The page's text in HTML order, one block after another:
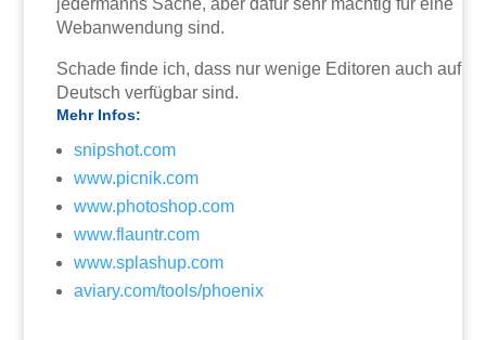
Webanwendung sind.
Schade finde ich, dass nur wenige Editoren auch auf
Deutsch verfügbar sind.
Mehr Infos:
snipshot.com
www.picnik.com
www.photoshop.com
www.flauntr.com
www.splashup.com
aviary.com/tools/phoenix